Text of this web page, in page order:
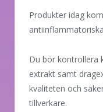
Produkter idag
Du bör kontrollera
extrakt samt
kvaliteten och
tillverkare.